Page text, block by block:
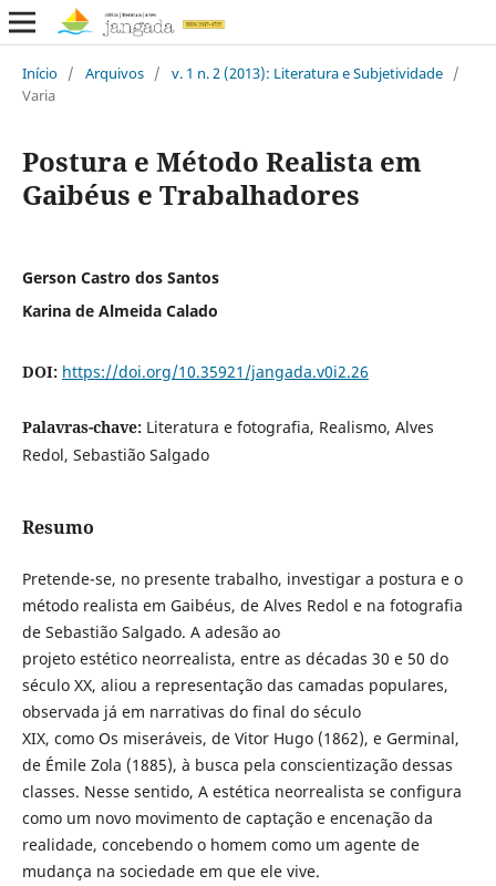
Início / Arquivos / v. 1 n. 2 (2013): Literatura e Subjetividade /
Varia
Postura e Método Realista em
Gaibéus e Trabalhadores
Gerson Castro dos Santos
Karina de Almeida Calado
DOI: https://doi.org/10.35921/jangada.v0i2.26
Palavras-chave: Literatura e fotografia, Realismo, Alves
Redol, Sebastião Salgado
Resumo
Pretende-se, no presente trabalho, investigar a postura e o
método realista em Gaibéus, de Alves Redol e na fotografia
de Sebastião Salgado. A adesão ao
projeto estético neorrealista, entre as décadas 30 e 50 do
século XX, aliou a representação das camadas populares,
observada já em narrativas do final do século
XIX, como Os miseráveis, de Vitor Hugo (1862), e Germinal,
de Émile Zola (1885), à busca pela conscientização dessas
classes. Nesse sentido, A estética neorrealista se configura
como um novo movimento de captação e encenação da
realidade, concebendo o homem como um agente de
mudança na sociedade em que ele vive.